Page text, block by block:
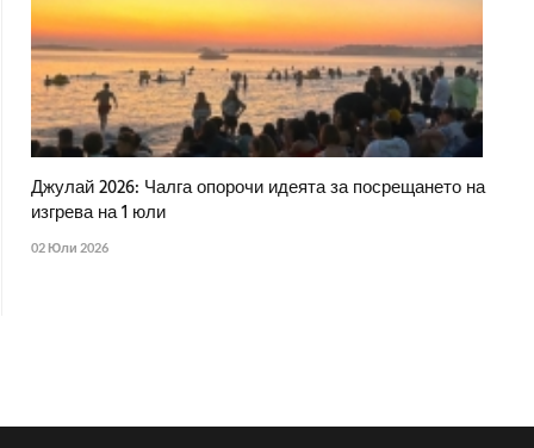
Джулай 2026: Чалга опорочи идеята за посрещането на
изгрева на 1 юли
02 Юли 2026